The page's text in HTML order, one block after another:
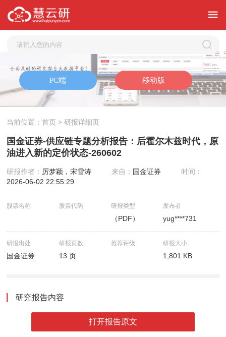
当前位置：首页 > 研报详细页
国金证券-供应链专题分析报告：后霍尔木兹时代，原
油进入新的定价状态-260602
研报作者： 厉梦颖，宋雪涛 来自： 国金证券
时间：
2026-06-02 22:55:29
股票名称 股票代码 研报类型
（PDF）
发布者
yug****731
研报出处
国金证券
研报页数
13 页
推荐评级 研报大小
1,801 KB
研究报告内容
打开报告原文